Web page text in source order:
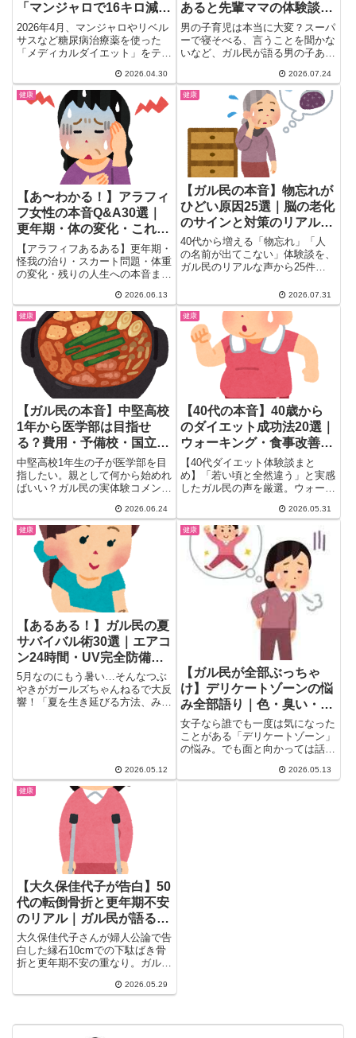
「マンジャロで16キロ減」
「リベルサスでも食欲が勝
つ」「やめると4倍速でリ
バウンド」
2026年4月、マンジャロやリベル
サスなど糖尿病治療薬を使った
「メディカルダイエット」をテー
2026.04.30
あると先輩ママの体験談ま
とめ
男の子育児は本当に大変？スーパ
ーで寝そべる、言うことを聞かな
いなど、ガル民が語る男の子ある
22選厳選。女の子との性格差や
発達心理学の専門的な視点、思わ
ずほっこりするかわいいエピソー
ドまで、育児の悩みに寄り添う声
を一気にチェックできます。
2026.07.24
健康
【あ〜わかる！】アラフィ
フ女性の本音Q&A30選｜
更年期・体の変化・これか
らの生き方
【アラフィフあるある】更年期・
怪我の治り・スカート問題・体重
の変化・残りの人生への本音ま
超のリアルQ&A。「なにもかも
面倒くさい」から「健康維持！」
まで、40代50代女性の共感度
100%な声を厳選まとめ。
2026.06.13
健康
【ガル民の本音】物忘れが
ひどい原因25選｜脳の老化
のサインと対策のリアル体
験談
40代から増える「物忘れ」「人
の名前が出てこない」体験談を、
ガル民のリアルな声から25件厳
老化のサインと更年期・うつとの
関係、卵や有酸素運動での対策ま
で、検索しても出てこないリアル
な本音を一気にチェックできま
す。
2026.07.31
健康
【ガル民の本音】中堅高校
1年から医学部は目指せ
る？費用・予備校・国立合
格例まとめ｜親のサポート
術も
中堅高校1年生の子が医学部を目
指したい。親として何から始めれ
ばいい？ガル民の実体験コメント
リアル、医学部専門予備校の選び
方、中堅校からの合格事例まで一
挙まとめ。防衛医大・自治医大な
ど学費を抑える選択肢も解説。高
校生の子を持つ30〜50代の親御
さん必読。
2026.06.24
健康
【40代の本音】40歳から
のダイエット成功法20選｜
ウォーキング・食事改善・
ピラティスのリアル体験談
【40代ダイエット体験談まと
め】「若い頃と全然違う」と実感
したガル民の声を厳選。ウォーキ
プリ管理など成功した方法20
選。膝を守る運動法・更年期対
策・リバウンド防止のリアルな知
恵も。
2026.05.31
健康
【あるある！】ガル民の夏
サバイバル術30選｜エアコ
ン24時間・UV完全防備・
熱中症対策まで
5月なのにもう暑い…そんなつぶ
やきがガールズちゃんねるで大反
響！「夏を生き延びる方法、みん
2026.05.12
健康
【ガル民が全部ぶっちゃ
け】デリケートゾーンの悩
み全部語り｜色・臭い・か
ゆみ・加齢変化まで
女子なら誰でも一度は気になった
ことがある「デリケートゾーン」
の悩み。でも面と向かっては話せ
2026.05.13
健康
【大久保佳代子が告白】50
代の転倒骨折と更年期不安
のリアル｜ガル民が語る骨
密度・松葉杖生活・転倒予
防
大久保佳代子さんが婦人公論で告
白した縁石10cmでの下駄ばき骨
折と更年期不安の重なり。ガル民
性が転倒・骨折しやすくなる理
靴選びまで20件超のコメントで
2026.05.29